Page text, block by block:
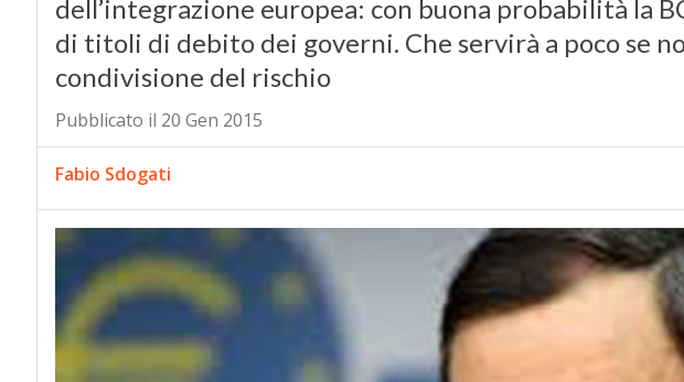
dell’integrazione europea: con buona probabilità la
di titoli di debito dei governi. Che servirà a poco se
condivisione del rischio
Pubblicato il 20 Gen 2015
Fabio Sdogati